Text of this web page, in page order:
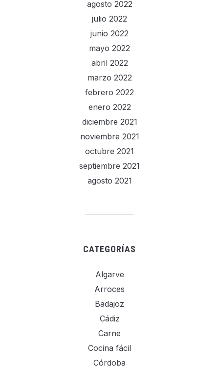
agosto 2022
julio 2022
junio 2022
mayo 2022
abril 2022
marzo 2022
febrero 2022
enero 2022
diciembre 2021
noviembre 2021
octubre 2021
septiembre 2021
agosto 2021
CATEGORÍAS
Algarve
Arroces
Badajoz
Cádiz
Carne
Cocina fácil
Córdoba